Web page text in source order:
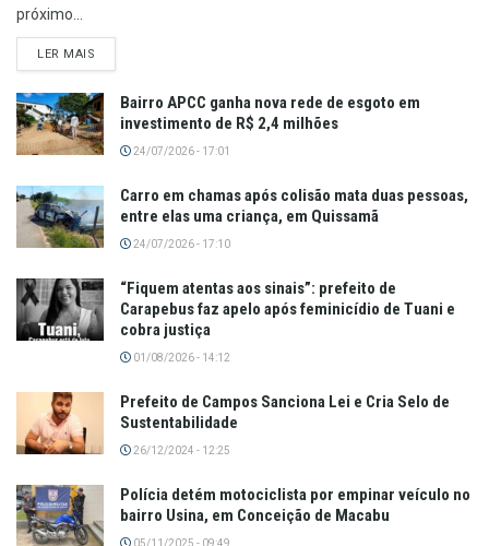
próximo...
LER MAIS
Bairro APCC ganha nova rede de esgoto em
investimento de R$ 2,4 milhões
24/07/2026 - 17:01
Carro em chamas após colisão mata duas pessoas,
entre elas uma criança, em Quissamã
24/07/2026 - 17:10
“Fiquem atentas aos sinais”: prefeito de
Carapebus faz apelo após feminicídio de Tuani e
cobra justiça
01/08/2026 - 14:12
Prefeito de Campos Sanciona Lei e Cria Selo de
Sustentabilidade
26/12/2024 - 12:25
Polícia detém motociclista por empinar veículo no
bairro Usina, em Conceição de Macabu
05/11/2025 - 09:49